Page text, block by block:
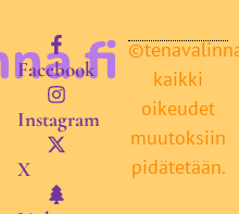
Facebook
Instagram
X
kaikki
oikeudet
muutoksiin
pidätetään.